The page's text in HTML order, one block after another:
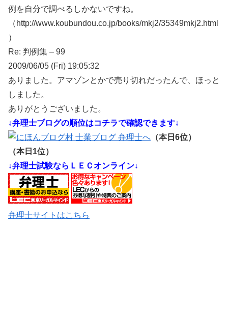
例を自分で調べるしかないですね。
（http://www.koubundou.co.jp/books/mkj2/35349mkj2.html
）
Re: 判例集 – 99
2009/06/05 (Fri) 19:05:32
ありました。アマゾンとかで売り切れだったんで、ほっと
しました。
ありがとうございました。
↓弁理士ブログの順位はコチラで確認できます↓
（本日6位）
（本日1位）
↓弁理士試験ならＬＥＣオンライン↓
弁理士サイトはこちら